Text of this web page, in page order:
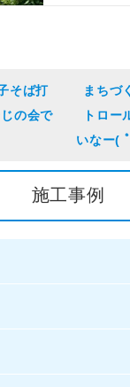
そば打
の会で
まちづ
トロ
いなー(
施工事例